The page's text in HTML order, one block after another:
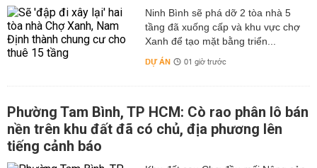
Ninh Bình sẽ phá dỡ 2 tòa nhà 5
tầng đã xuống cấp và khu vực chợ
Xanh để tạo mặt bằng triển...
DỰ ÁN 01 giờ trước
Phường Tam Bình, TP HCM: Cò rao phân lô bán
nền trên khu đất đã có chủ, địa phương lên
tiếng cảnh báo